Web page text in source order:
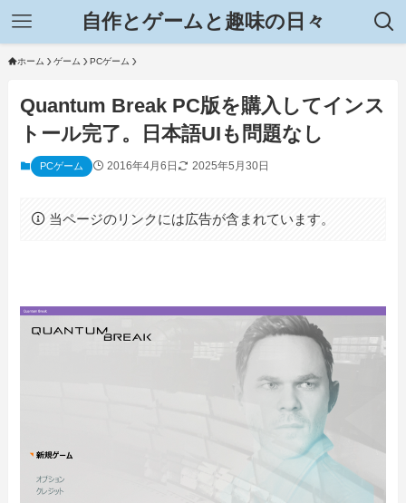
自作とゲームと趣味の日々
ホーム ゲーム PCゲーム
Quantum Break PC版を購入してインス
トール完了。日本語UIも問題なし
PCゲーム 2016年4月6日 2025年5月30日
当ページのリンクには広告が含まれています。